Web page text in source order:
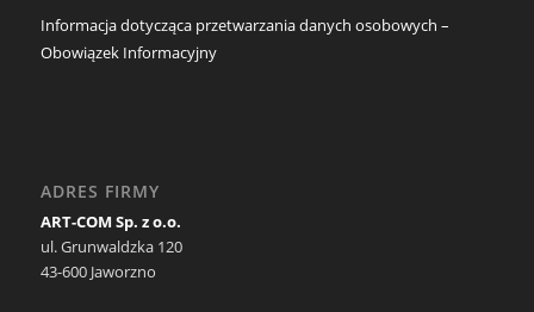
Informacja dotycząca przetwarzania danych osobowych –
Obowiązek Informacyjny
ADRES FIRMY
ART-COM Sp. z o.o.
ul. Grunwaldzka 120
43-600 Jaworzno